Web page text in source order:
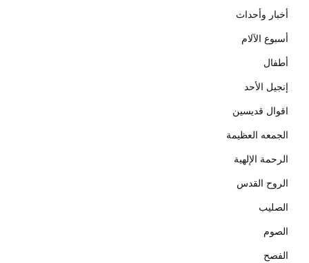
أخبار وأحداث
أسبوع الآلام
أطفال
إنجيل الأحد
اقوال قديسين
الجمعه العظيمة
الرحمة الإلهية
الروح القدس
الصليب
الصوم
الفصح